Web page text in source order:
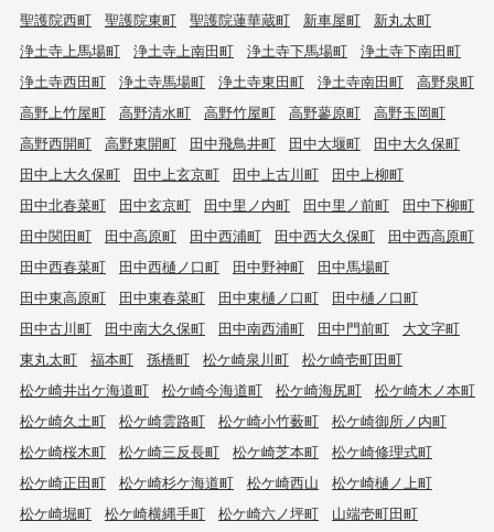
聖護院西町
聖護院東町 聖護院蓮華蔵町 新車屋町
新丸太町
浄土寺上馬場町
浄土寺上南田町 浄土寺下馬場町
浄土寺下南田町
浄土寺西田町
浄土寺馬場町 浄土寺東田町 浄土寺南田町
高野泉町
高野上竹屋町
高野清水町 高野竹屋町 高野蓼原町
高野玉岡町
高野西開町
高野東開町 田中飛鳥井町 田中大堰町
田中大久保町
田中上大久保町
田中上玄京町 田中上古川町
田中上柳町
田中北春菜町
田中玄京町 田中里ノ内町 田中里ノ前町
田中下柳町
田中関田町
田中高原町 田中西浦町 田中西大久保町
田中西高原町
田中西春菜町
田中西樋ノ口町 田中野神町
田中馬場町
田中東高原町
田中東春菜町 田中東樋ノ口町
田中樋ノ口町
田中古川町
田中南大久保町 田中南西浦町 田中門前町
大文字町
東丸太町
福本町 孫橋町 松ケ崎泉川町
松ケ崎壱町田町
松ケ崎井出ケ海道町
松ケ崎今海道町 松ケ崎海尻町
松ケ崎木ノ本町
松ケ崎久土町
松ケ崎雲路町 松ケ崎小竹薮町
松ケ崎御所ノ内町
松ケ崎桜木町
松ケ崎三反長町 松ケ崎芝本町
松ケ崎修理式町
松ケ崎正田町
松ケ崎杉ケ海道町 松ケ崎西山
松ケ崎樋ノ上町
松ケ崎堀町
松ケ崎横縄手町 松ケ崎六ノ坪町
山端壱町田町